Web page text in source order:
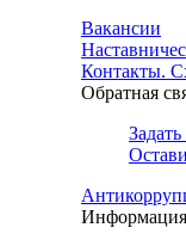
Вакансии
Контакты.
Обратная
Информация